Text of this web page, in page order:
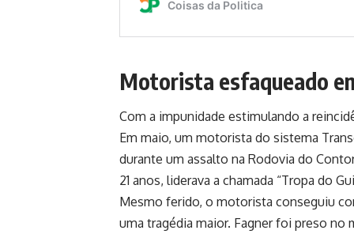
Motorista esfaqueado
Com a impunidade estimulando a
Em maio, um motorista do sistema
durante um assalto na Rodovia do
21 anos, liderava a chamada “Tropa do
Mesmo ferido, o motorista conseguiu
uma tragédia maior. Fagner foi preso no